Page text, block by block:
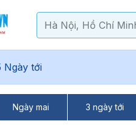
Ngày tới
Ngày mai 3 ngày tới